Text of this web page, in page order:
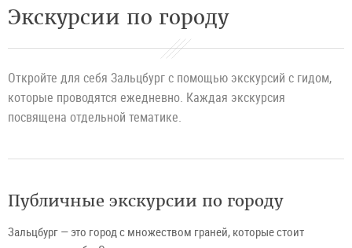
Экскурсии по городу
Откройте для себя Зальцбург с помощью экскурсий с гидом,
которые проводятся ежедневно. Каждая экскурсия
посвящена отдельной тематике.
Публичные экскурсии по городу
Зальцбург — это город с множеством граней, которые стоит